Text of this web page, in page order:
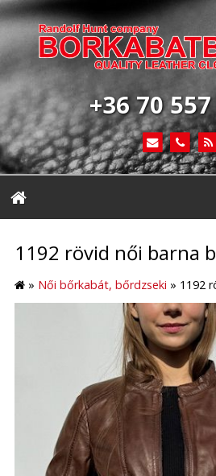
+36 70
1192 rövid női barna
» Női bőrkabát, bőrdzseki » 1192